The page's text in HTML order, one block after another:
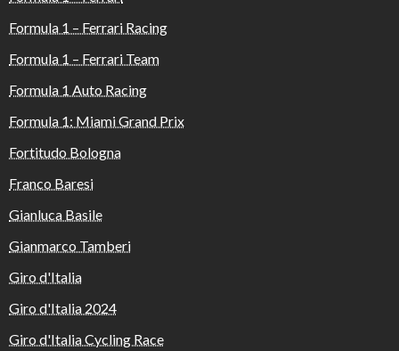
Formula 1 – Ferrari Racing
Formula 1 – Ferrari Team
Formula 1 Auto Racing
Formula 1: Miami Grand Prix
Fortitudo Bologna
Franco Baresi
Gianluca Basile
Gianmarco Tamberi
Giro d'Italia
Giro d'Italia 2024
Giro d'Italia Cycling Race